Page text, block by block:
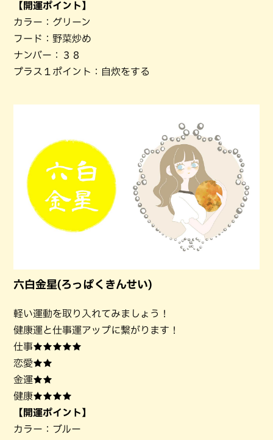
【開運ポイント】
カラー：グリーン
フード：野菜炒め
ナンバー：３８
プラス１ポイント：自炊をする
六白金星(ろっぱくきんせい)
軽い運動を取り入れてみましょう！
健康運と仕事運アップに繋がります！
仕事★★★★★
恋愛★★
金運★★
健康★★★★
【開運ポイント】
カラー：ブルー